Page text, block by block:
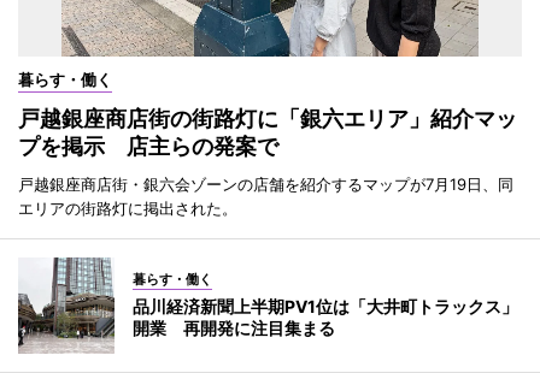
暮らす・働く
戸越銀座商店街の街路灯に「銀六エリア」紹介マッ
プを掲示 店主らの発案で
戸越銀座商店街・銀六会ゾーンの店舗を紹介するマップが7月19日、同
エリアの街路灯に掲出された。
暮らす・働く
品川経済新聞上半期PV1位は「大井町トラックス」
開業 再開発に注目集まる